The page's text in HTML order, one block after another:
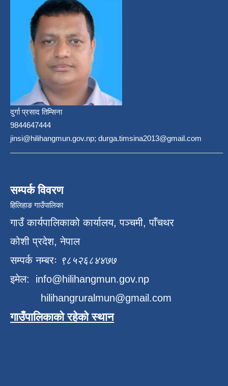
दुर्गा प्रसाद तिम्सिना
9844647444
jinsi@hilihangmun.gov.np; durga.timsina2013@gmail.com
सम्पर्क विवरण
हिलिहाङ गाउँपालिका
गाउँ कार्यपालिकाको कार्यालय, पञ्चमी, पाँचथर
कोशी प्रदेश, नेपाल
सम्पर्क नम्बरः ९८५२६८४४७७
इमेल: info@hilihangmun.gov.np
hilihangruralmun@gmail.com
गाउँपालिकाको रहेको स्थान